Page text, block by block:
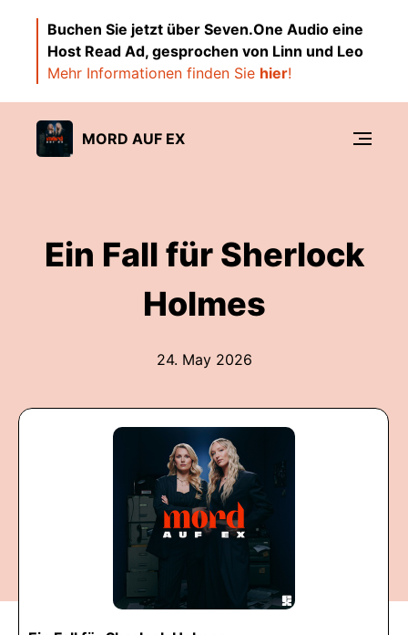
Buchen Sie jetzt über Seven.One Audio eine
Host Read Ad, gesprochen von Linn und Leo
Mehr Informationen finden Sie hier!
MORD AUF EX
Ein Fall für Sherlock
Holmes
24. May 2026